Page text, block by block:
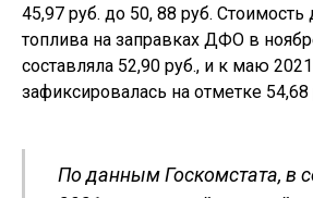
45,97 руб. до 50, 88 руб. Стоимость
топлива на заправках ДФО в
составляла 52,90 руб., и к маю
зафиксировалась на отметке 54,68
По данным Госкомстата, в